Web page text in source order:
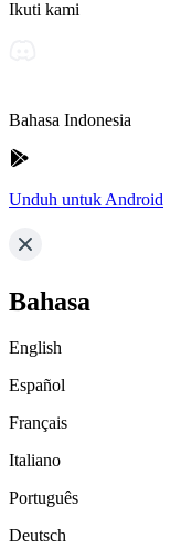
Ikuti kami
Bahasa Indonesia
Unduh untuk Android
Bahasa
English
Español
Français
Italiano
Português
Deutsch